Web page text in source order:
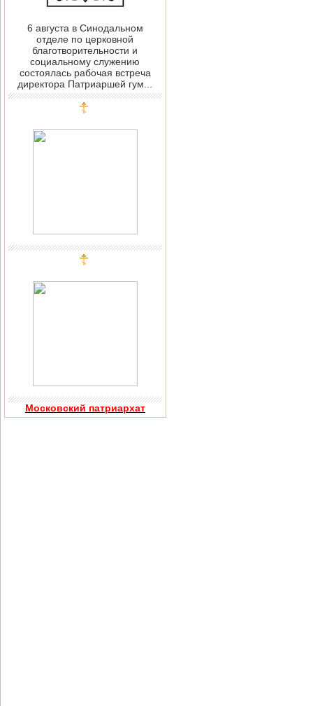
6 августа в Синодальном
отделе по церковной
благотворительности и
социальному служению
состоялась рабочая встреча
директора Патриаршей гум...
Московский патриархат